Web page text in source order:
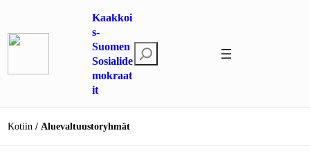
Kaakkoi
s-
Suomen
Sosialide
mokraat
it
t
Kotiin Aluevaltuustoryhmät